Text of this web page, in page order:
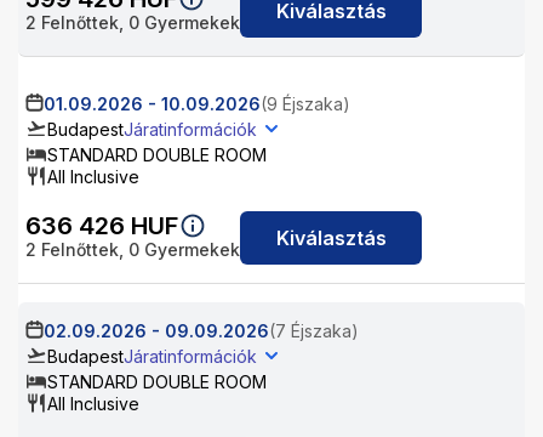
2 Felnőttek, 0 Gyermekek Kiválasztás
01.09.2026 - 10.09.2026(9 Éjszaka)
BudapestJáratinformációk
STANDARD DOUBLE ROOM
All Inclusive
636 426 HUF
2 Felnőttek, 0 Gyermekek Kiválasztás
02.09.2026 - 09.09.2026(7 Éjszaka)
BudapestJáratinformációk
STANDARD DOUBLE ROOM
All Inclusive